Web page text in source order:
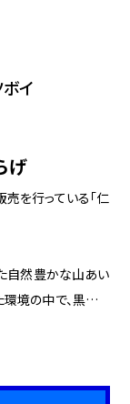
イ
げ
売を行っている「仁
自然豊かな山あい
境の中で、黒あら